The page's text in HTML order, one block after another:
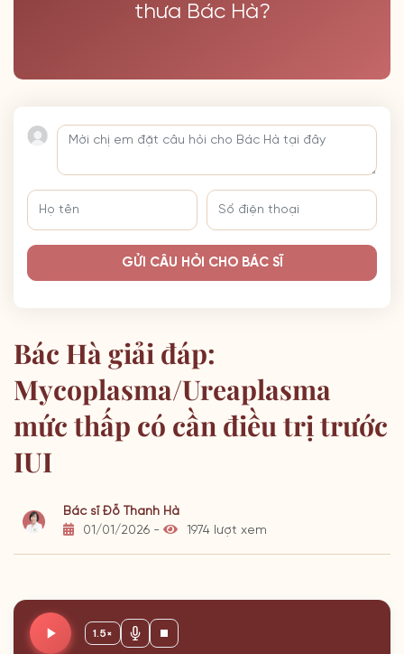
thưa Bác Hà?
GỬI CÂU HỎI CHO BÁC SĨ
Bác Hà giải đáp:
Mycoplasma/Ureaplasma
mức thấp có cần điều trị trước
IUI
Bác sĩ Đỗ Thanh Hà
01/01/2026 -
1974 lượt xem
1.5×